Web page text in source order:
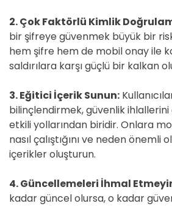
2. Çok Faktörlü Kimlik
bir şifreye güvenmek büyük bir risk.
hem şifre hem de mobil onay ile
saldırılara karşı güçlü bir kalkan
3. Eğitici İçerik Sunun:
bilinçlendirmek, güvenlik
etkili yollarından biridir. Onlara
nasıl çalıştığını ve neden önemli
içerikler oluşturun.
4. Güncellemeleri İhmal
kadar güncel olursa, o kadar